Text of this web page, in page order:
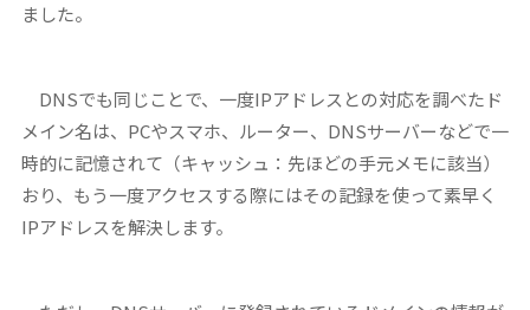
ました。
DNSでも同じことで、一度IPアドレスとの対応を調べたド
メイン名は、PCやスマホ、ルーター、DNSサーバーなどで一
時的に記憶されて（キャッシュ：先ほどの手元メモに該当）
おり、もう一度アクセスする際にはその記録を使って素早く
IPアドレスを解決します。